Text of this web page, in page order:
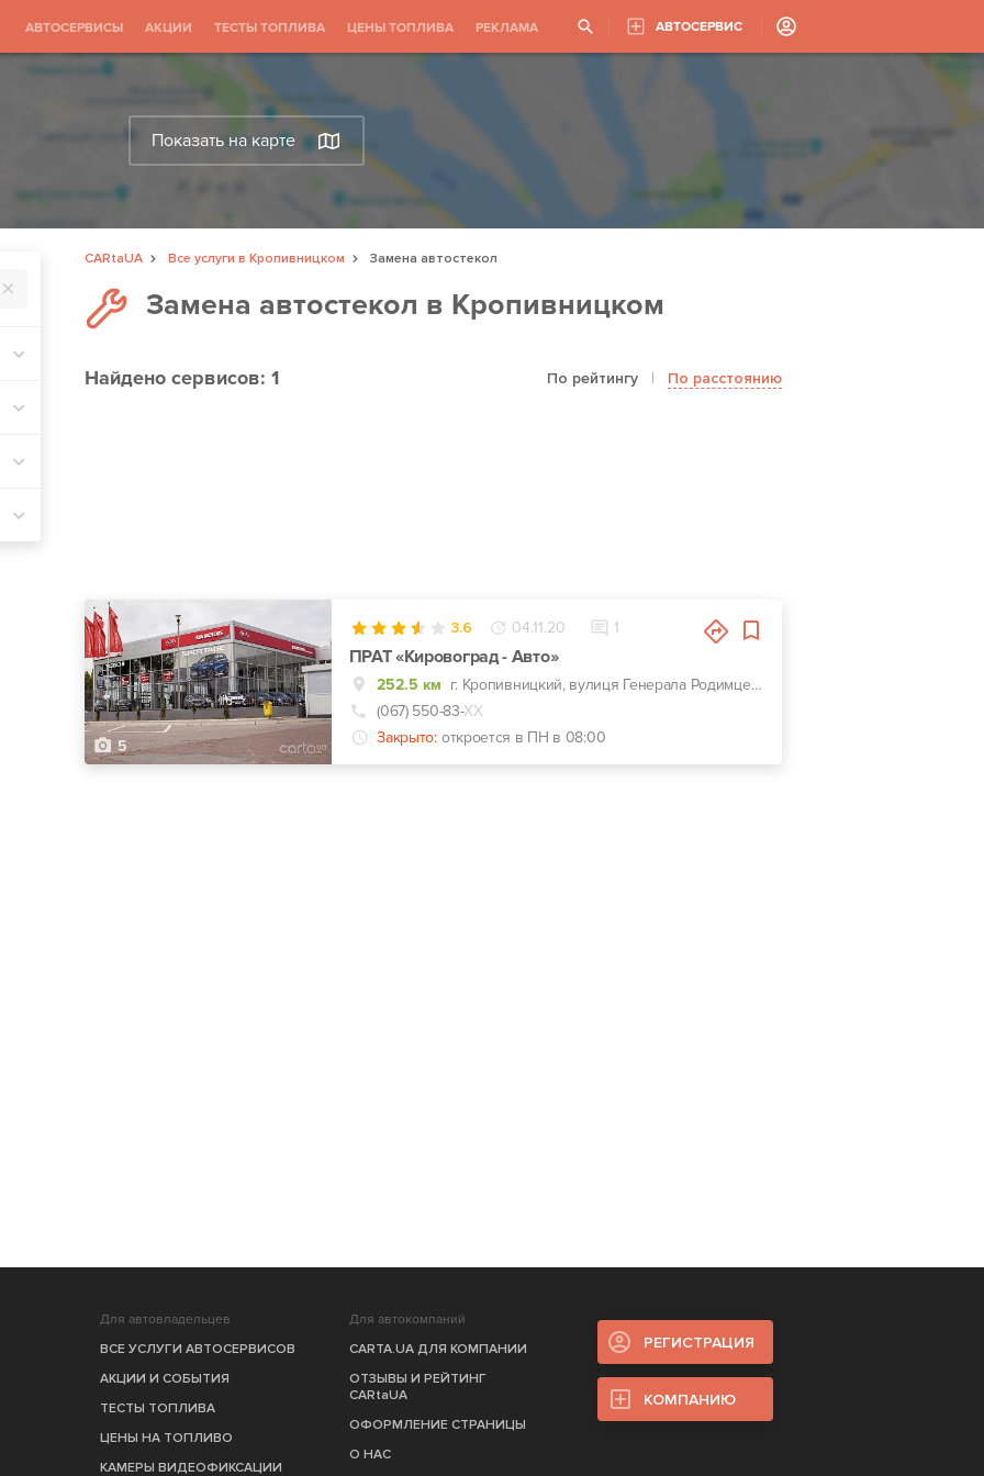
АВТОСЕРВИСЫ АКЦИИ ТЕСТЫ ТОПЛИВА ЦЕНЫ ТОПЛИВА РЕКЛАМА АВТОСЕРВИС
Показать на карте
CARtaUA Все услуги в Кропивницком
Замена автостекол
Замена автостекол в Кропивницком
Найденосервисов: 1 По рейтингу | По расстоянию
5
3.6 04.11.20 1
ПРАТ «Кировоград - Авто»
252.5 км
г. Кропивницкий, вулиця Генерала Родимцева, 123
(067) 550-83-ХХ
Закрыто: откроется в ПН в 08:00
Для автовладельцев
ВСЕ УСЛУГИ АВТОСЕРВИСОВ
АКЦИИ И СОБЫТИЯ
ТЕСТЫ ТОПЛИВА
ЦЕНЫ НА ТОПЛИВО
КАМЕРЫ ВИДЕОФИКСАЦИИ
Для автокомпаний
CARTA.UA ДЛЯ КОМПАНИИ
ОТЗЫВЫ И РЕЙТИНГ
CARtaUA
ОФОРМЛЕНИЕ СТРАНИЦЫ
О НАС
РЕГИСТРАЦИЯ
КОМПАНИЮ